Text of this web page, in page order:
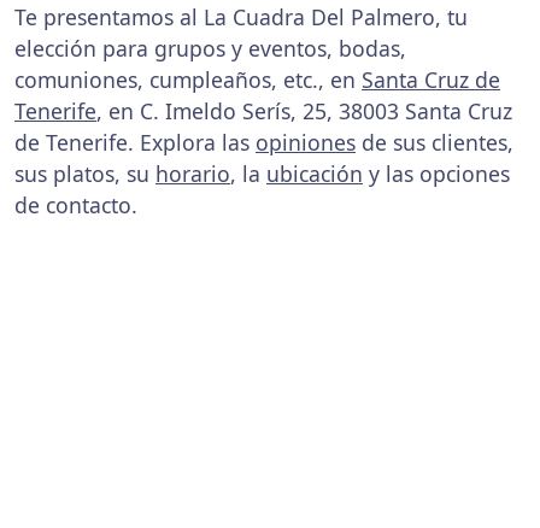
Te presentamos al La Cuadra Del Palmero, tu
elección para grupos y eventos, bodas,
comuniones, cumpleaños, etc., en Santa Cruz de
Tenerife, en C. Imeldo Serís, 25, 38003 Santa Cruz
de Tenerife. Explora las opiniones de sus clientes,
sus platos, su horario, la ubicación y las opciones
de contacto.